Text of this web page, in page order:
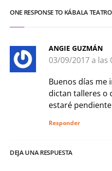
ONE RESPONSE TO KÁBALA TEATRO
ANGIE GUZMÁN
03/09/2017 a las
Buenos días me
dictan talleres o
estaré
Responder
DEJA UNA RESPUESTA